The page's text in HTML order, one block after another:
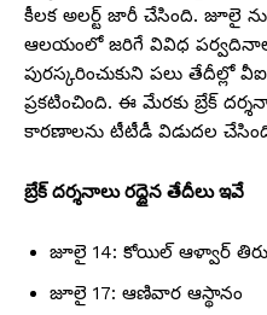
కీలక అలర్ట్ జారీ చేసింది. జూలై
ఆలయంలో జరిగే వివిధ
పురస్కరించుకుని పలు తేదీల్లో
ప్రకటించింది. ఈ మేరకు బ్రేక్
కారణాలను టీటీడీ విడుదల
బ్రేక్ దర్శనాలు రద్దైన తేదీలు ఇవే
జూలై 14: కోయిల్ ఆళ్వార్
జూలై 17: ఆణివార ఆస్థానం